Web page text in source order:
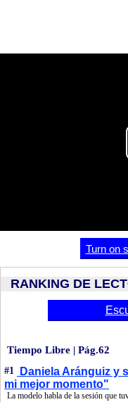
Turn on
RANKING DE
Tiempo Libre | Pág.62
#1
Daniela Aránguiz y
mi mejor momento"
La modelo habla de la sesión que